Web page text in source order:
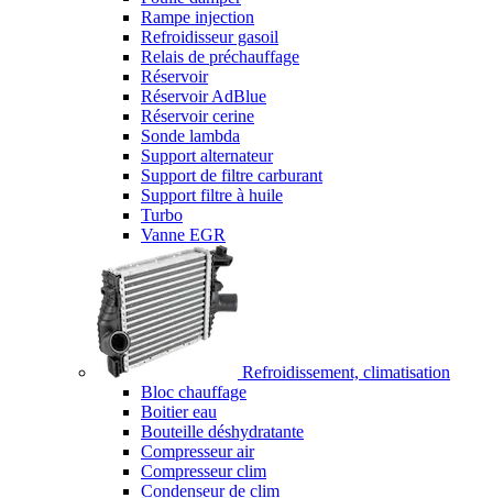
Rampe injection
Refroidisseur gasoil
Relais de préchauffage
Réservoir
Réservoir AdBlue
Réservoir cerine
Sonde lambda
Support alternateur
Support de filtre carburant
Support filtre à huile
Turbo
Vanne EGR
Refroidissement, climatisation
Bloc chauffage
Boitier eau
Bouteille déshydratante
Compresseur air
Compresseur clim
Condenseur de clim